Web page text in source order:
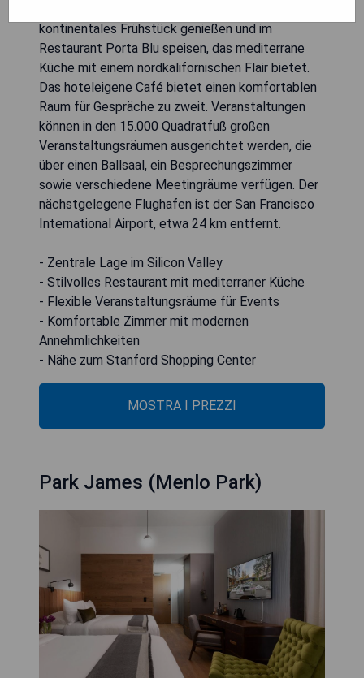
kontinentales Frühstück genießen und im
Restaurant Porta Blu speisen, das mediterrane
Küche mit einem nordkalifornischen Flair bietet.
Das hoteleigene Café bietet einen komfortablen
Raum für Gespräche zu zweit. Veranstaltungen
können in den 15.000 Quadratfuß großen
Veranstaltungsräumen ausgerichtet werden, die
über einen Ballsaal, ein Besprechungszimmer
sowie verschiedene Meetingräume verfügen. Der
nächstgelegene Flughafen ist der San Francisco
International Airport, etwa 24 km entfernt.
- Zentrale Lage im Silicon Valley
- Stilvolles Restaurant mit mediterraner Küche
- Flexible Veranstaltungsräume für Events
- Komfortable Zimmer mit modernen
Annehmlichkeiten
- Nähe zum Stanford Shopping Center
MOSTRA I PREZZI
Park James (Menlo Park)